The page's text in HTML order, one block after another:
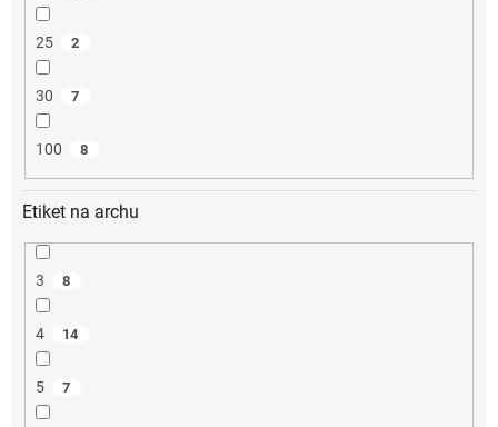
25 2
30 7
100 8
Etiket na archu
3 8
4 14
5 7